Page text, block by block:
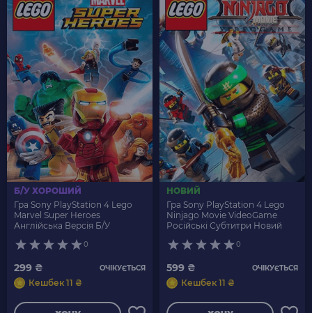
Б/У ХОРОШИЙ
Гра Sony PlayStation 4 Lego
Marvel Super Heroes
Англійська Версія Б/У
0
299 ₴ ОЧІКУЄТЬСЯ
Кешбек 11 ₴
НОВИЙ
Гра Sony PlayStation 4 Lego
Ninjago Movie VideoGame
Російські Субтитри Новий
0
599 ₴ ОЧІКУЄТЬСЯ
Кешбек 11 ₴